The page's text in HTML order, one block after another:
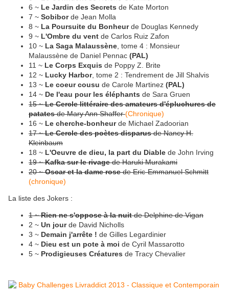
6 ~ Le Jardin des Secrets de Kate Morton
7 ~ Sobiborde Jean Molla
8 ~ La Poursuite du Bonheurde Douglas Kennedy
9 ~ L'Ombre du vent de Carlos Ruiz Zafon
10 ~ La Saga Malaussène , tome 4 : Monsieur
Malaussène de Daniel Pennac (PAL)
11 ~ Le Corps Exquis de Poppy Z. Brite
12 ~ Lucky Harbor, tome 2 : Tendrement de Jill Shalvis
13 ~ Le coeur cousu de Carole Martinez (PAL)
14 ~ De l'eau pour les éléphants de Sara Gruen
15 ~Le Cercle littéraire des amateurs d'épluchures de
patatesde Mary Ann Shaffer(Chronique)
16 ~ Le cherche-bonheurde Michael Zadoorian
17 ~Le Cercle des poètes disparusde Nancy H.
Kleinbaum
18 ~ L'Oeuvre de dieu, la part du Diable de John Irving
19 ~Kafka sur le rivagede Haruki Murakami
20 ~Oscar et la dame rosede Eric-Emmanuel Schmitt
(chronique)
La liste des Jokers :
1 ~Rien ne s'oppose à la nuitde Delphine de Vigan
2 ~ Un jourde David Nicholls
3 ~ Demain j'arrête ! de Gilles Legardinier
4 ~ Dieu est un pote à moi de Cyril Massarotto
5 ~ Prodigieuses Créatures de Tracy Chevalier